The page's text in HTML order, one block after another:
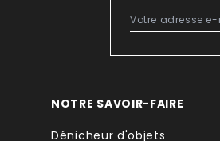
NOTRE SAVOIR-FAIRE
Dénicheur d'objets